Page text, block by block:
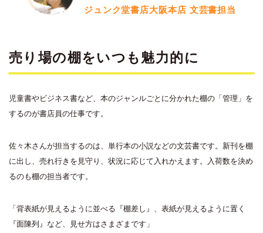
ジュンク堂書店大阪本店 文芸書担当
売り場の棚をいつも魅力的に
児童書やビジネス書など、本のジャンルごとに分かれた棚の「管理」を
するのが書店員の仕事です。
佐々木さんが担当するのは、単行本の小説などの文芸書です。新刊を棚
に出し、売れ行きを見守り、状況に応じて入れかえます。入荷数を決め
るのも棚の担当者です。
「背表紙が見えるように並べる『棚差し』、表紙が見えるように置く
『面陳列』など、見せ方はさまざまです」